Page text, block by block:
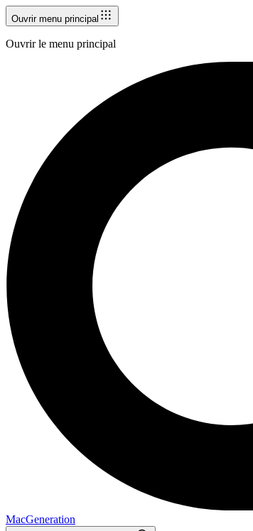
Ouvrir menu principal
Ouvrir le menu principal
MacGeneration